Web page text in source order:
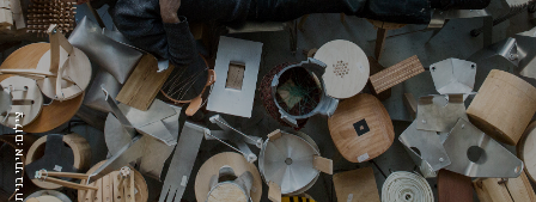
צילום: איתי בנית